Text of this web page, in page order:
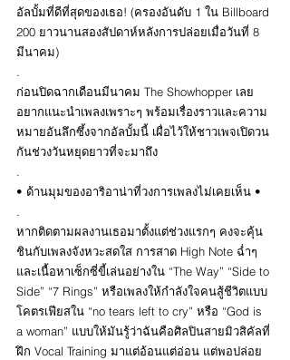
อัลบั้มที่ดีที่สุดของเธอ! (ครองอันดับ 1 ใน Billboard
200 ยาวนานสองสัปดาห์หลังการปล่อยเมื่อวันที่ 8
มีนาคม)
.
ก่อนปิดฉากเดือนมีนาคม The Showhopper เลย
อยากแนะนำเพลงเพราะๆ พร้อมเรื่องราวและความ
หมายอันลึกซึ้งจากอัลบั้มนี้ เผื่อไว้ให้ชาวเพจเปิดวน
กันช่วงวันหยุดยาวที่จะมาถึง
.
• ด้านมุมของอาริอาน่าที่วงการเพลงไม่เคยเห็น •
.
หากติดตามผลงานเธอมาตั้งแต่ช่วงแรกๆ คงจะคุ้น
ชินกับเพลงจังหวะสดใส การสาด High Note ฉ่ำๆ
และเนื้อหาเซ็กซี่ขี้เล่นอย่างใน “The Way” “Side to
Side” “7 Rings” หรือเพลงให้กำลังใจคนสู้ชีวิตแบบ
โคตรเฟียสใน “no tears left to cry” หรือ “God is
a woman” แบบให้มันรู้ว่าฉันคือศิลปินสายมิวสิคัลที่
ฝึก Vocal Training มาแต่อ้อนแต่อ่อน แต่พอปล่อย